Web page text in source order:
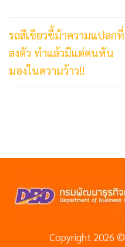
รถสีเขียวขี้ม้าความแปลกที่
ลงตัว ทำแล้วมีแต่คนหัน
มองในความว้าว!!
Copyright 2026 ©